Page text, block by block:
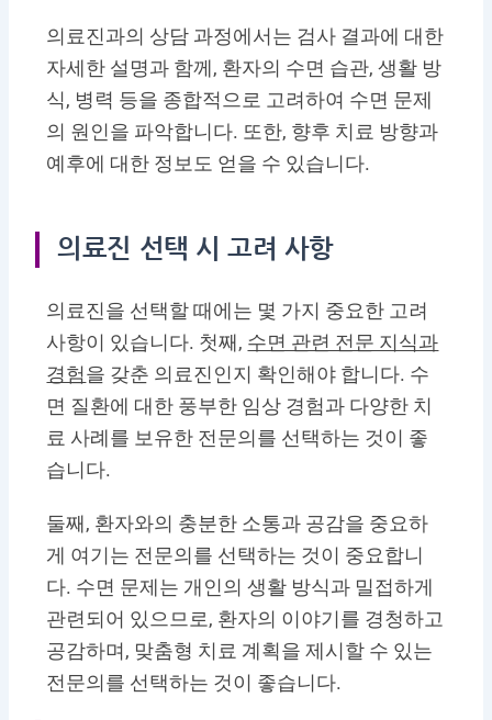
의료진과의 상담 과정에서는 검사 결과에 대한
자세한 설명과 함께, 환자의 수면 습관, 생활 방
식, 병력 등을 종합적으로 고려하여 수면 문제
의 원인을 파악합니다. 또한, 향후 치료 방향과
예후에 대한 정보도 얻을 수 있습니다.
의료진 선택 시 고려 사항
의료진을 선택할 때에는 몇 가지 중요한 고려
사항이 있습니다. 첫째, 수면 관련 전문 지식과
경험을 갖춘 의료진인지 확인해야 합니다. 수
면 질환에 대한 풍부한 임상 경험과 다양한 치
료 사례를 보유한 전문의를 선택하는 것이 좋
습니다.
둘째, 환자와의 충분한 소통과 공감을 중요하
게 여기는 전문의를 선택하는 것이 중요합니
다. 수면 문제는 개인의 생활 방식과 밀접하게
관련되어 있으므로, 환자의 이야기를 경청하고
공감하며, 맞춤형 치료 계획을 제시할 수 있는
전문의를 선택하는 것이 좋습니다.